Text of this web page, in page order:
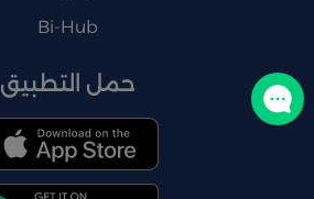
Bi-Hub
حمل التطبيق
تواصل معنا